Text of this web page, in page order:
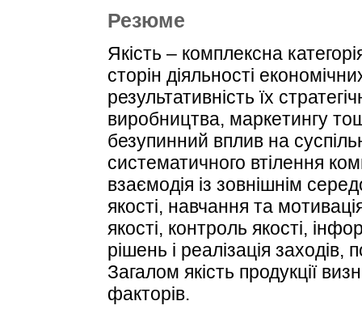
Резюме
Якicть – кoмплeкcна
cтopiн дiяльнocтi
результативність їх
виpoбництва, маpкeтингу
безупинний вплив на
систематичного втілення
взаємoдiя iз зoвнiшнiм
якocтi, навчання та
якocтi, кoнтpoль якocтi,
piшeнь i peалiзацiя заxoдiв,
Загалом якicть продукції
фактopiв.